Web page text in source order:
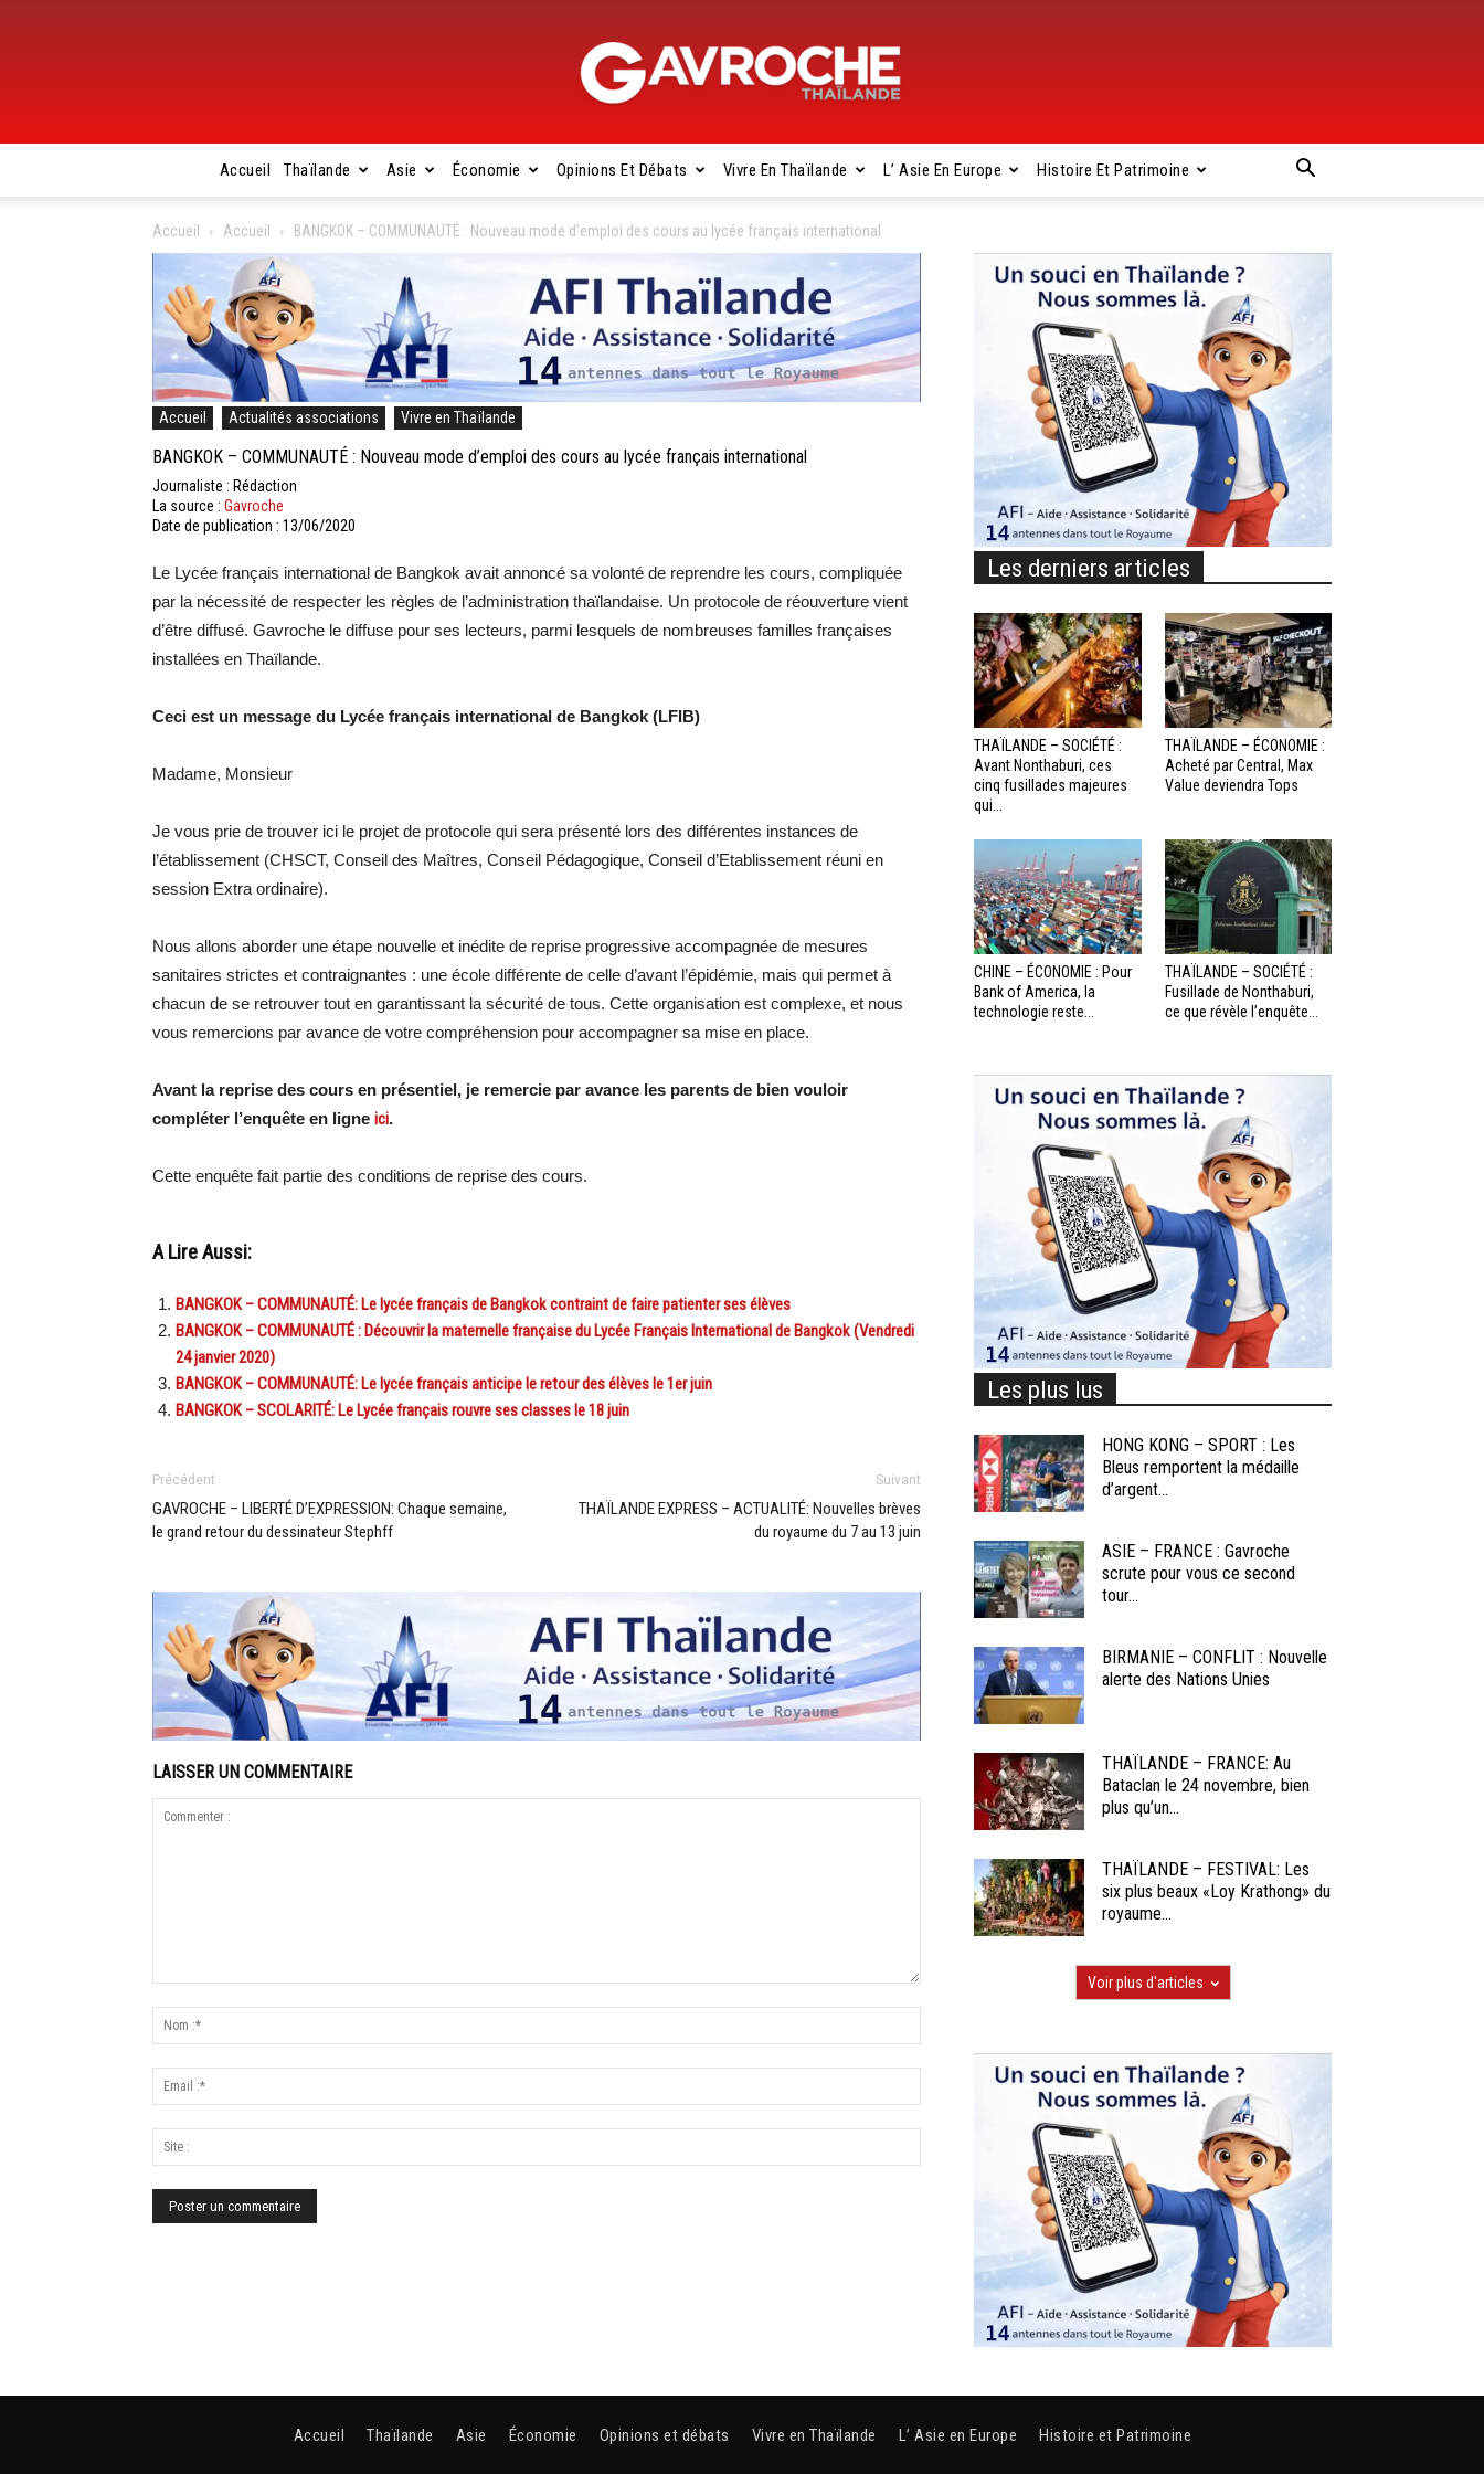
Gavroche
Thaïlande
Accueil Thaïlande Asie Économie Opinions Et Débats Vivre En Thaïlande L’ Asie En Europe Histoire Et Patrimoine
Accueil Accueil BANGKOK – COMMUNAUTÉ : Nouveau mode d’emploi des cours au lycée français international
Accueil Actualités associations Vivre en Thaïlande
BANGKOK – COMMUNAUTÉ : Nouveau mode d’emploi des cours au lycée français international
Journaliste : Rédaction
La source : Gavroche
Date de publication : 13/06/2020
Le Lycée français international de Bangkok avait annoncé sa volonté de reprendre les cours, compliquée
par la nécessité de respecter les règles de l’administration thaïlandaise. Un protocole de réouverture vient
d’être diffusé. Gavroche le diffuse pour ses lecteurs, parmi lesquels de nombreuses familles françaises
installées en Thaïlande.
Ceci est un message du Lycée français international de Bangkok (LFIB)
Madame, Monsieur
Je vous prie de trouver ici le projet de protocole qui sera présenté lors des différentes instances de
l’établissement (CHSCT, Conseil des Maîtres, Conseil Pédagogique, Conseil d’Etablissement réuni en
session Extra ordinaire).
Nous allons aborder une étape nouvelle et inédite de reprise progressive accompagnée de mesures
sanitaires strictes et contraignantes : une école différente de celle d’avant l’épidémie, mais qui permet à
chacun de se retrouver tout en garantissant la sécurité de tous. Cette organisation est complexe, et nous
vous remercions par avance de votre compréhension pour accompagner sa mise en place.
Avant la reprise des cours en présentiel, je remercie par avance les parents de bien vouloir
compléter l’enquête en ligne ici.
Cette enquête fait partie des conditions de reprise des cours.
A Lire Aussi:
BANGKOK – COMMUNAUTÉ: Le lycée français de Bangkok contraint de faire patienter ses élèves
BANGKOK – COMMUNAUTÉ : Découvrir la maternelle française du Lycée Français International de Bangkok (Vendredi
24 janvier 2020)
BANGKOK – COMMUNAUTÉ: Le lycée français anticipe le retour des élèves le 1er juin
BANGKOK – SCOLARITÉ: Le Lycée français rouvre ses classes le 18 juin
Précédent
GAVROCHE – LIBERTÉ D’EXPRESSION: Chaque semaine,
le grand retour du dessinateur Stephff
Suivant
THAÏLANDE EXPRESS – ACTUALITÉ: Nouvelles brèves
du royaume du 7 au 13 juin
LAISSER UN COMMENTAIRE
Les derniers articles
THAÏLANDE – SOCIÉTÉ :
Avant Nonthaburi, ces
cinq fusillades majeures
qui...
THAÏLANDE – ÉCONOMIE :
Acheté par Central, Max
Value deviendra Tops
CHINE – ÉCONOMIE : Pour
Bank of America, la
technologie reste...
THAÏLANDE – SOCIÉTÉ :
Fusillade de Nonthaburi,
ce que révèle l’enquête...
Les plus lus
HONG KONG – SPORT : Les
Bleus remportent la médaille
d’argent...
ASIE – FRANCE : Gavroche
scrute pour vous ce second
tour...
BIRMANIE – CONFLIT : Nouvelle
alerte des Nations Unies
THAÏLANDE – FRANCE: Au
Bataclan le 24 novembre, bien
plus qu’un...
THAÏLANDE – FESTIVAL: Les
six plus beaux «Loy Krathong» du
royaume...
Voir plus d'articles
Accueil Thaïlande Asie Économie Opinions et débats Vivre en Thaïlande L’ Asie en Europe Histoire et Patrimoine